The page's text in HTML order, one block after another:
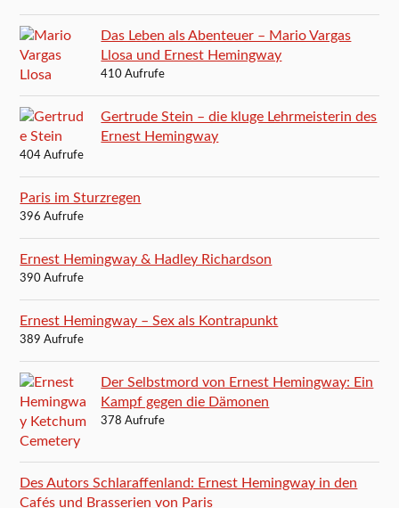
Das Leben als Abenteuer – Mario Vargas
Llosa und Ernest Hemingway
410 Aufrufe
Gertrude Stein – die kluge Lehrmeisterin des
Ernest Hemingway
404 Aufrufe
Paris im Sturzregen
396 Aufrufe
Ernest Hemingway & Hadley Richardson
390 Aufrufe
Ernest Hemingway – Sex als Kontrapunkt
389 Aufrufe
Der Selbstmord von Ernest Hemingway: Ein
Kampf gegen die Dämonen
378 Aufrufe
Des Autors Schlaraffenland: Ernest Hemingway in den
Cafés und Brasserien von Paris